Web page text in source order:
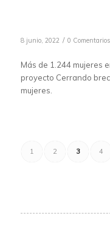
8 junio, 2022 / 0 Comentarios
Más de 1.244 mujeres
proyecto Cerrando
mujeres.
1 2 3 4